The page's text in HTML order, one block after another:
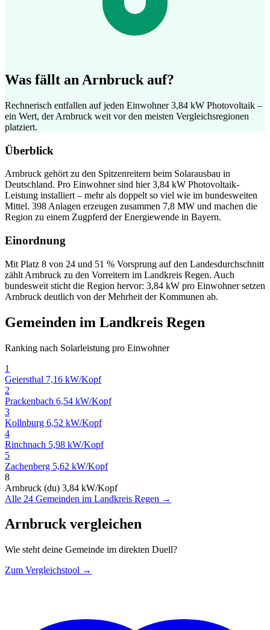
Was fällt an Arnbruck auf?
Rechnerisch entfallen auf jeden Einwohner 3,84 kW Photovoltaik –
ein Wert, der Arnbruck weit vor den meisten Vergleichsregionen
platziert.
Überblick
Arnbruck gehört zu den Spitzenreitern beim Solarausbau in
Deutschland. Pro Einwohner sind hier 3,84 kW Photovoltaik-
Leistung installiert – mehr als doppelt so viel wie im bundesweiten
Mittel. 398 Anlagen erzeugen zusammen 7,8 MW und machen die
Region zu einem Zugpferd der Energiewende in Bayern.
Einordnung
Mit Platz 8 von 24 und 51 % Vorsprung auf den Landesdurchschnitt
zählt Arnbruck zu den Vorreitern im Landkreis Regen. Auch
bundesweit sticht die Region hervor: 3,84 kW pro Einwohner setzen
Arnbruck deutlich von der Mehrheit der Kommunen ab.
Gemeinden im Landkreis Regen
Ranking nach Solarleistung pro Einwohner
1
Geiersthal 7,16 kW/Kopf
2
Prackenbach 6,54 kW/Kopf
3
Kollnburg 6,52 kW/Kopf
4
Rinchnach 5,98 kW/Kopf
5
Zachenberg 5,62 kW/Kopf
8
Arnbruck (du) 3,84 kW/Kopf
Alle 24 Gemeinden im Landkreis Regen →
Arnbruck vergleichen
Wie steht deine Gemeinde im direkten Duell?
Zum Vergleichstool →